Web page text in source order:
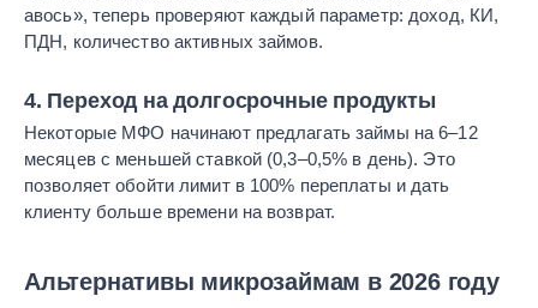
авось», теперь проверяют каждый параметр: доход, КИ,
ПДН, количество активных займов.
4. Переход на долгосрочные продукты
Некоторые МФО начинают предлагать займы на 6–12
месяцев с меньшей ставкой (0,3–0,5% в день). Это
позволяет обойти лимит в 100% переплаты и дать
клиенту больше времени на возврат.
Альтернативы микрозаймам в 2026 году